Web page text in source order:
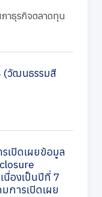
าธุรกิจตลาดทุน
(วัฒนธรรมสี
เปิดเผยข้อมูล
นื่องเป็นปีที่ 7
การเปิดเผย